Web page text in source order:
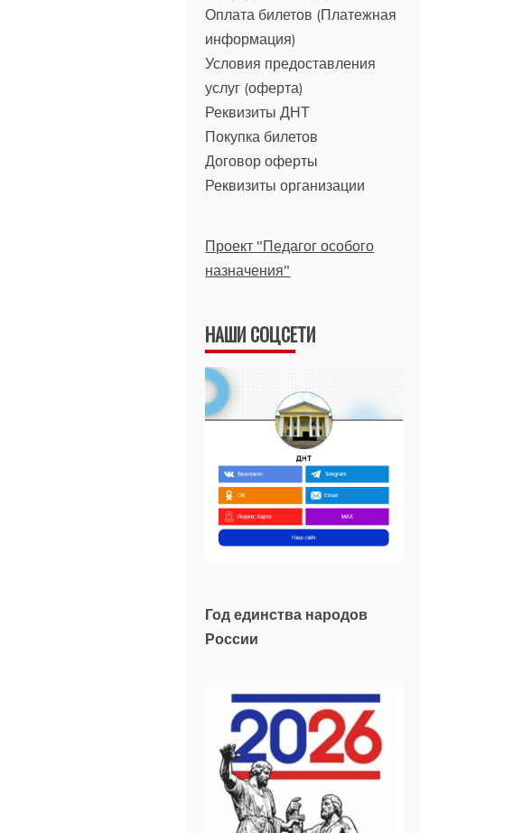
Оплата билетов (Платежная
информация)
Условия предоставления
услуг (оферта)
Реквизиты ДНТ
Покупка билетов
Договор оферты
Реквизиты организации
Проект "Педагог особого
назначения"
НАШИ СОЦСЕТИ
Год единства народов
России